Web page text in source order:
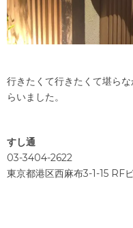
行きたくて行きたくて堪ら
らいました。
すし通
03-3404-2622
東京都港区西麻布3-1-15 RF